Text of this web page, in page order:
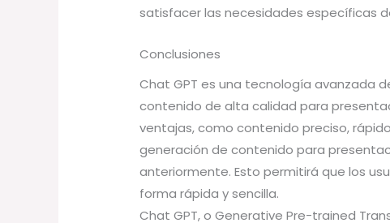
satisfacer las necesidades específicas
Conclusiones
Chat GPT es una tecnología avanzada
contenido de alta calidad para
ventajas, como contenido preciso,
generación de contenido para
anteriormente. Esto permitirá que los
forma rápida y sencilla.
Chat GPT, o Generative Pre-trained